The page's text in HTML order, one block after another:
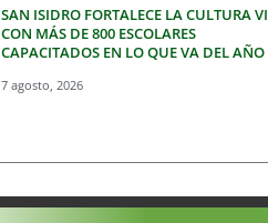
SAN ISIDRO FORTALECE LA CULTURA
CON MÁS DE 800 ESCOLARES
CAPACITADOS EN LO QUE VA DEL AÑO
7 agosto, 2026